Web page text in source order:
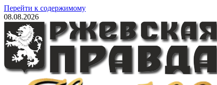
Перейти к содержимому
08.08.2026